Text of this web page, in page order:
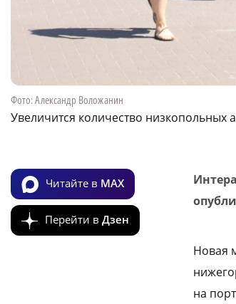
Фото: Александр Воложанин
Увеличится количество низкопольных
Читайте в MAX
Перейти в Дзен
Новая
на